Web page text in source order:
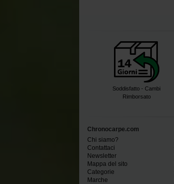
Soddisfatto - Cambi
Rimborsato
Chronocarpe.com
Chi siamo?
Contattaci
Newsletter
Mappa del sito
Categorie
Marche